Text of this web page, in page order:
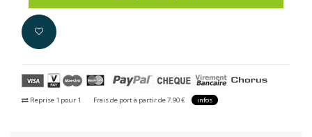
Reprise 1 pour 1 Frais de port à partir de 7.90 € infos